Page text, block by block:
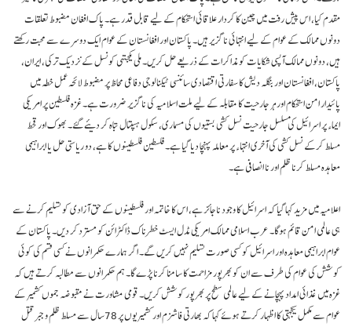
مقدم کیا، اس پیش رفت میں چین کا کردار علاقائی استحکام کے لیے قابل قدر ہے۔ پاک افغان مضبوط تعلقات
دونوں ممالک کے عوام کے لیے انتہائی ناگزیر ہیں۔ پاکستان اور افغانستان کے عوام ایک دوسرے سے محبت رکھتے
ہیں، دونوں ممالک آپسی شکایات کو مذاکرات کے ذریعے حل کریں۔ ملی یکجتہی کونسل کے نزدیک ترکی، ایران،
پاکستان، افغانستان اور بنگلہ دیش کا سفارتی اقتصادی سائنسی ٹیکنالوجی دفاعی محاظ پر مضبوط لائحہ عمل خطہ میں
پائیدار امن استحکام اور ہر جارحیت کا مقابلہ کے لیے ملت اسلامیہ کی ناگزیر ضرورت ہے۔ غزہ فلسطین پر امریکی
ایماء پر اسرائیل کی مسلسل جارحیت نسل کشی بستیوں کی مسماری، سکول ہسپتال تباہ کر دیئے گئے۔ بھوک اور قحط
مسلط کرکے نسل کشی کی آخری انتہاء پر معاملہ پہنچا دیا گیا ہے۔ فلسطین فلسطینوں کا ہے، دو ریاستی حل یا ابراہیمی
معاہدہ مسلط کرنا ظلم اور نا انصافی ہے۔
اعلامیہ میں مزید کہا گیا کہ اسرائیل کا وجود ناجائز ہے، اس کا خاتمہ اور فلسطینوں کے حق آزادی کو تسلیم کرنے سے
ہی عالمی امن قائم ہوگا۔ عرب اسلامی ممالک امریکی مڈل ایسٹ خطرناک ڈاکٹرائن کو مسترد کر دیں۔ پاکستان کے
عوام ابراہیمی معاہدہ اور اسرائیل کو کسی صورت تسلیم نہیں کریں گے۔ اگر ہمارے حکمرانوں نے کسی قسم کی کوئی
کوشش کی عوام کی طرف سے ان کو بھرپور مزاحمت کا سامنا کرنا پڑے گا۔ ہم حکمرانوں سے مطالبہ کرتے ہیں کہ
غزہ میں غذائی امداد پہچانے کے لیے عالمی سطح پر بھرپور کوشش کریں۔ قومی مشاورت نے مقبوضہ جموں کشمیر کے
عوام سے مکمل یکجہتی کا اظہار کرتے ہوئے کہا کہ بھارتی فاشزم اور کشمیریوں پر 78سال سے مسلط ظلم و جبر قتل